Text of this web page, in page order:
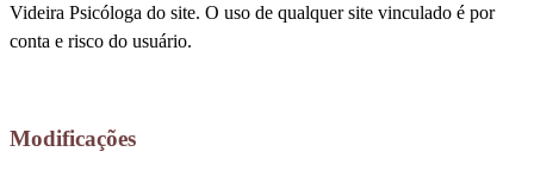
Videira Psicóloga do site. O uso de qualquer site vinculado é por
conta e risco do usuário.
Modificações